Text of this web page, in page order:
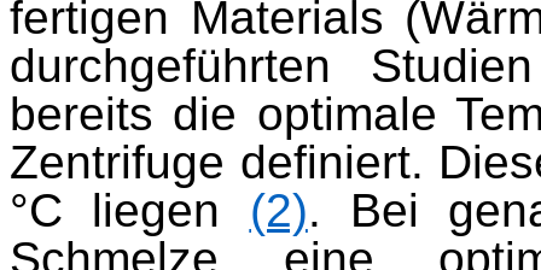
fertigen Materials
durchgeführten
bereits die optimale
Zentrifuge definiert.
°C liegen (2). Bei
Schmelze eine